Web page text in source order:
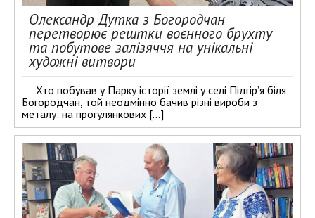
Олександр Дутка з Богородчан
перетворює рештки воєнного брухту
та побутове залізяччя на унікальні
художні витвори
Хто побував у Парку історії землі у селі Підгір’я біля
Богородчан, той неодмінно бачив різні вироби з
металу: на прогулянкових […]